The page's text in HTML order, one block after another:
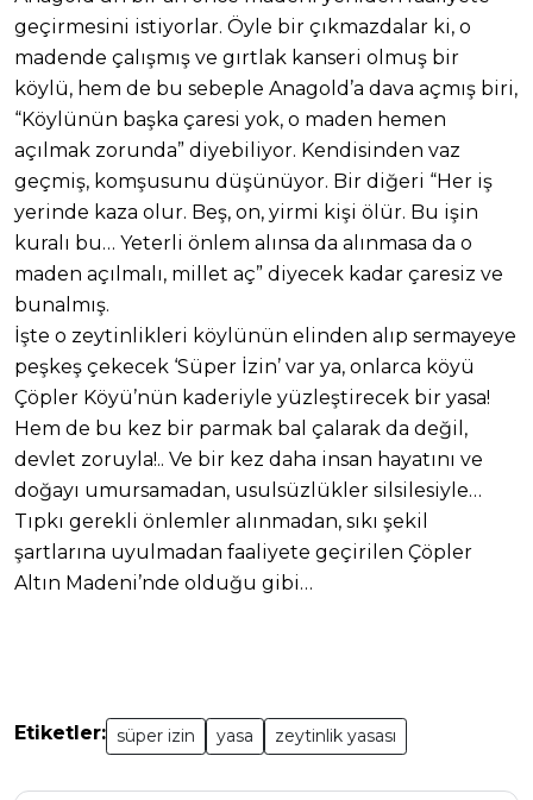
geçirmesini istiyorlar. Öyle bir çıkmazdalar ki, o
madende çalışmış ve gırtlak kanseri olmuş bir
köylü, hem de bu sebeple Anagold’a dava açmış biri,
“Köylünün başka çaresi yok, o maden hemen
açılmak zorunda” diyebiliyor. Kendisinden vaz
geçmiş, komşusunu düşünüyor. Bir diğeri “Her iş
yerinde kaza olur. Beş, on, yirmi kişi ölür. Bu işin
kuralı bu… Yeterli önlem alınsa da alınmasa da o
maden açılmalı, millet aç” diyecek kadar çaresiz ve
bunalmış.
İşte o zeytinlikleri köylünün elinden alıp sermayeye
peşkeş çekecek ‘Süper İzin’ var ya, onlarca köyü
Çöpler Köyü’nün kaderiyle yüzleştirecek bir yasa!
Hem de bu kez bir parmak bal çalarak da değil,
devlet zoruyla!.. Ve bir kez daha insan hayatını ve
doğayı umursamadan, usulsüzlükler silsilesiyle…
Tıpkı gerekli önlemler alınmadan, sıkı şekil
şartlarına uyulmadan faaliyete geçirilen Çöpler
Altın Madeni’nde olduğu gibi…
Etiketler: süper izin yasa zeytinlik yasası